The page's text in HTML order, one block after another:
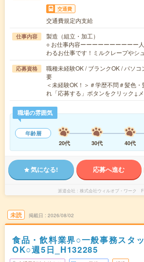
交通費
交通費規定内支給
仕事内容
製造（組立・加工）
○ お仕事内容ーーーーーーーーーー
わるお仕事です！ミルクレープやシ
応募資格
職種未経験OK / ブランクOK / パソ
要
＜未経験OK！＞＃学歴不問＃髪色
れ「応募する」ボタンをクリック↓
職場の雰囲気
年齢層
20代
30代 40代
気になる! 応募へ進む
派遣会社 株式会社ウィルオブ・ワーク
未読 掲載日 2026/08/02
食品・飲料業界○一般事務スタ
OK○週5日_H132285